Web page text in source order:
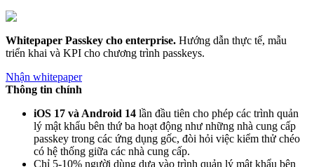
Whitepaper Passkey cho enterprise. Hướng dẫn thực tế, mẫu
triển khai và KPI cho chương trình passkeys.
Nhận whitepaper
Thông tin chính
iOS 17 và Android 14 lần đầu tiên cho phép các trình quản
lý mật khẩu bên thứ ba hoạt động như những nhà cung cấp
passkey trong các ứng dụng gốc, đòi hỏi việc kiểm thử chéo
có hệ thống giữa các nhà cung cấp.
Chỉ 5-10% người dùng dựa vào trình quản lý mật khẩu bên